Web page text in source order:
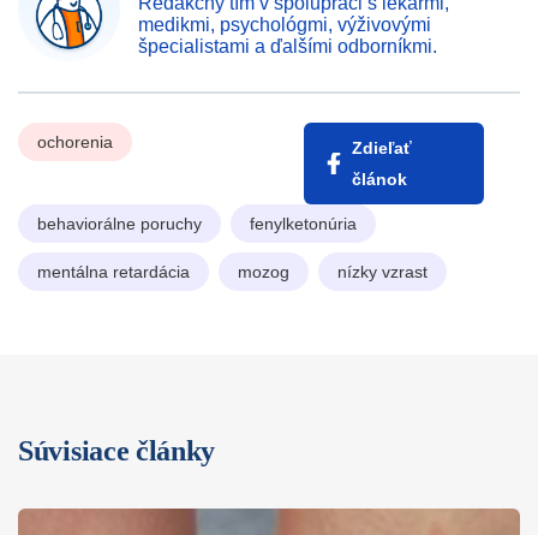
medikmi, psychológmi, výživovými
špecialistami a ďalšími odborníkmi.
ochorenia
Zdieľať
článok
behaviorálne poruchy fenylketonúria
mentálna retardácia mozog nízky vzrast
Súvisiace články